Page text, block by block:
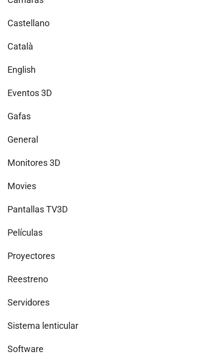
Castellano
Català
English
Eventos 3D
Gafas
General
Monitores 3D
Movies
Pantallas TV3D
Películas
Proyectores
Reestreno
Servidores
Sistema lenticular
Software